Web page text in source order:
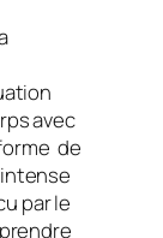
avec
de
par le